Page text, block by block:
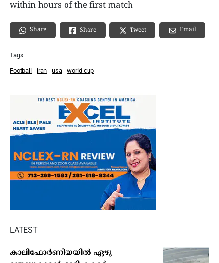
within hours of the first match
Share Share Tweet Email
Tags
Football iran usa world cup
LATEST
കാലിഫോര്‍ണിയയില്‍ ഏഴു